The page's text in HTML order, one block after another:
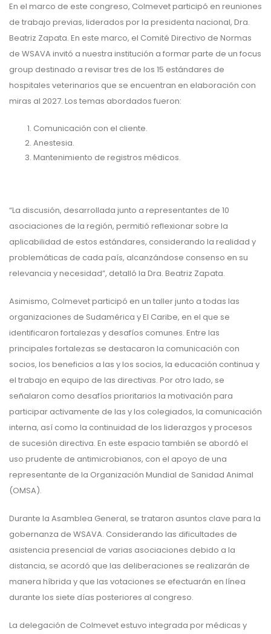
En el marco de este congreso, Colmevet participó en reuniones
de trabajo previas, liderados por la presidenta nacional, Dra.
Beatriz Zapata. En este marco, el Comité Directivo de Normas
de WSAVA invitó a nuestra institución a formar parte de un focus
group destinado a revisar tres de los 15 estándares de
hospitales veterinarios que se encuentran en elaboración con
miras al 2027. Los temas abordados fueron:
Comunicación con el cliente.
Anestesia.
Mantenimiento de registros médicos.
“La discusión, desarrollada junto a representantes de 10
asociaciones de la región, permitió reflexionar sobre la
aplicabilidad de estos estándares, considerando la realidad y
problemáticas de cada país, alcanzándose consenso en su
relevancia y necesidad”, detalló la Dra. Beatriz Zapata.
Asimismo, Colmevet participó en un taller junto a todas las
organizaciones de Sudamérica y El Caribe, en el que se
identificaron fortalezas y desafíos comunes. Entre las
principales fortalezas se destacaron la comunicación con
socios, los beneficios a las y los socios, la educación continua y
el trabajo en equipo de las directivas. Por otro lado, se
señalaron como desafíos prioritarios la motivación para
participar activamente de las y los colegiados, la comunicación
interna, así como la continuidad de los liderazgos y procesos
de sucesión directiva. En este espacio también se abordó el
uso prudente de antimicrobianos, con el apoyo de una
representante de la Organización Mundial de Sanidad Animal
(OMSA).
Durante la Asamblea General, se trataron asuntos clave para la
gobernanza de WSAVA. Considerando las dificultades de
asistencia presencial de varias asociaciones debido a la
distancia, se acordó que las deliberaciones se realizarán de
manera híbrida y que las votaciones se efectuarán en línea
durante los siete días posteriores al congreso.
La delegación de Colmevet estuvo integrada por médicas y